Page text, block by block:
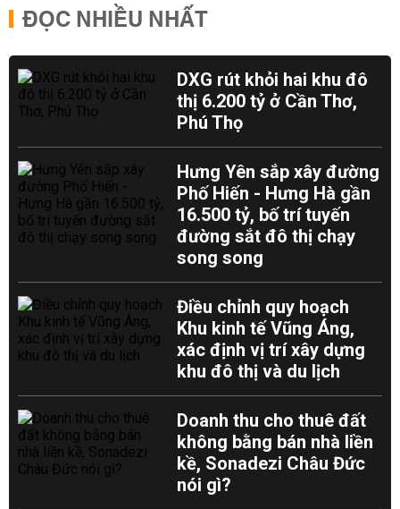
ĐỌC NHIỀU NHẤT
DXG rút khỏi hai khu đô
thị 6.200 tỷ ở Cần Thơ,
Phú Thọ
Hưng Yên sắp xây đường
Phố Hiến - Hưng Hà gần
16.500 tỷ, bố trí tuyến
đường sắt đô thị chạy
song song
Điều chỉnh quy hoạch
Khu kinh tế Vũng Áng,
xác định vị trí xây dựng
khu đô thị và du lịch
Doanh thu cho thuê đất
không bằng bán nhà liền
kề, Sonadezi Châu Đức
nói gì?